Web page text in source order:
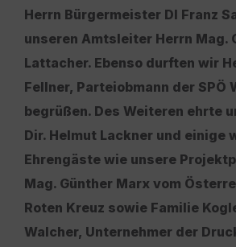
Herrn Bürgermeister DI Franz
unseren Amtsleiter Herrn Mag.
Lattacher. Ebenso durften wir
Fellner, Parteiobmann der SPÖ
begrüßen. Des Weiteren ehrte
Dir. Helmut Lackner und einige
Ehrengäste wie unsere
Mag. Günther Marx vom
Roten Kreuz sowie Familie
Walcher, Unternehmer der